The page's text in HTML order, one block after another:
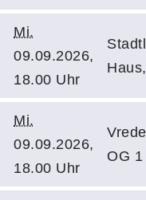
Mi.
09.09.2026,
18.00 Uhr
Mi.
09.09.2026,
18.00 Uhr
OG 1